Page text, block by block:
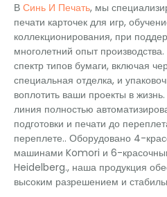
В Синь И Печать, мы
печати карточек для игр,
коллекционирования, при
многолетний опыт
спектр типов бумаги, включая
специальная отделка, и
воплотить ваши проекты в
линия полностью
подготовки и печати до
переплете.. Оборудовано 4-
машинами Komori и 6-
Heidelberg., наша продукция
высоким разрешением и